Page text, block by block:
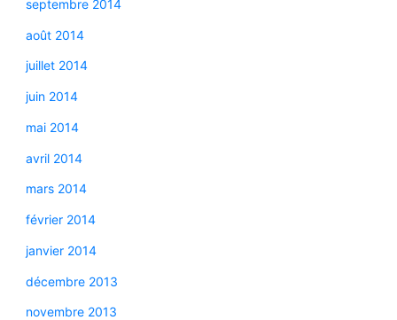
septembre 2014
août 2014
juillet 2014
juin 2014
mai 2014
avril 2014
mars 2014
février 2014
janvier 2014
décembre 2013
novembre 2013